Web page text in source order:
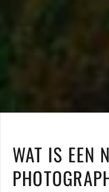
WAT IS EEN